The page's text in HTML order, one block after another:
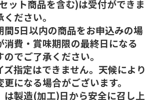
ット商品を含む)は受付ができま
ださい。
5日以内の商品をお申込みの場
消費・賞味期限の最終日になる
でご了承ください。
指定はできません。天候により
になる場合がございます。
製造(加工)日から安全に召し上